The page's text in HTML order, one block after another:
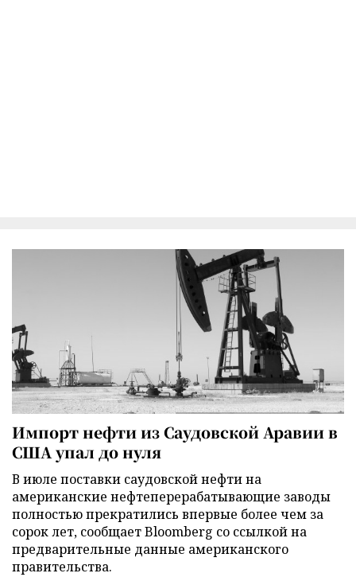
Импорт нефти из Саудовской Аравии в
США упал до нуля
В июле поставки саудовской нефти на
американские нефтеперерабатывающие заводы
полностью прекратились впервые более чем за
сорок лет, сообщает Bloomberg со ссылкой на
предварительные данные американского
правительства.